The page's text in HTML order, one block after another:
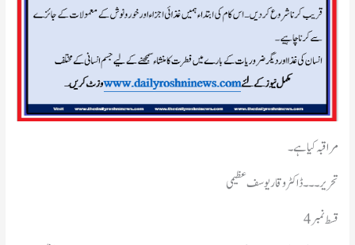
مراقبہ کیا ہے۔
تحریر۔۔۔ڈاکٹر وقار یوسف عظیمی
قسط نمبر4